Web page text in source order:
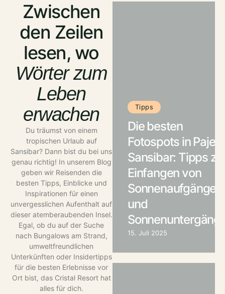
Zwischen
den Zeilen
lesen, wo
Wörter zum
Leben
erwachen
Du träumst von einem
tropischen Urlaub auf
Sansibar? Dann bist du bei uns
genau richtig! In unserem Blog
geben wir Reisenden die
besten Tipps, Einblicke und
Inspirationen für einen
unvergesslichen Aufenthalt auf
dieser atemberaubenden Insel.
Egal, ob du auf der Suche
nach Bungalows am Strand,
umweltfreundlichen
Unterkünften oder Insidertipps
für die besten Erlebnisse vor
Ort bist, das Cristal Resort hat
alles für dich.
Tipps
Die besten
Fotospots in Paje –
Sansibar: Tipps
Einfangen von
Sonnenaufgängen
und
15. Juli 2025